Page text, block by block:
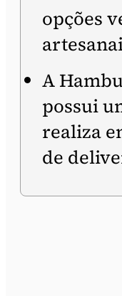
opções
A
possui
realiza
de